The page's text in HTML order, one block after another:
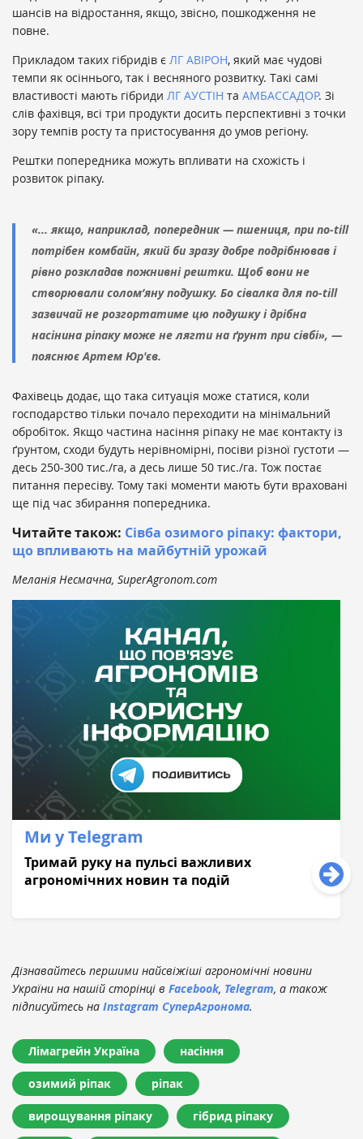
шансів на відростання, якщо, звісно, пошкодження не
повне.
Прикладом таких гібридів є ЛГ АВІРОН, який має чудові
темпи як осіннього, так і весняного розвитку. Такі самі
властивості мають гібриди ЛГ АУСТІН та АМБАССАДОР. Зі
слів фахівця, всі три продукти досить перспективні з точки
зору темпів росту та пристосування до умов регіону.
Рештки попередника можуть впливати на схожість і
розвиток ріпаку.
«... якщо, наприклад, попередник — пшениця, при no-till
потрібен комбайн, який би зразу добре подрібнював і
рівно розкладав пожнивні рештки. Щоб вони не
створювали солом’яну подушку. Бо сівалка для no-till
зазвичай не розгортатиме цю подушку і дрібна
насінина ріпаку може не лягти на ґрунт при сівбі», —
пояснює Артем Юр'єв.
Фахівець додає, що така ситуація може статися, коли
господарство тільки почало переходити на мінімальний
обробіток. Якщо частина насіння ріпаку не має контакту із
ґрунтом, сходи будуть нерівномірні, посіви різної густоти —
десь 250-300 тис./га, а десь лише 50 тис./га. Тож постає
питання пересіву. Тому такі моменти мають бути враховані
ще під час збирання попередника.
Читайте також: Сівба озимого ріпаку: фактори,
що впливають на майбутній урожай
Меланія Несмачна, SuperAgronom.com
Ми у Telegram
Тримай руку на пульсі важливих
агрономічних новин та подій
Дізнавайтесь першими найсвіжіші агрономічні новини
України на нашій сторінці в Facebook, Telegram, а також
підписуйтесь на Instagram СуперАгронома.
Лімагрейн Україна насіння
озимий ріпак ріпак
вирощування ріпаку гібрид ріпаку